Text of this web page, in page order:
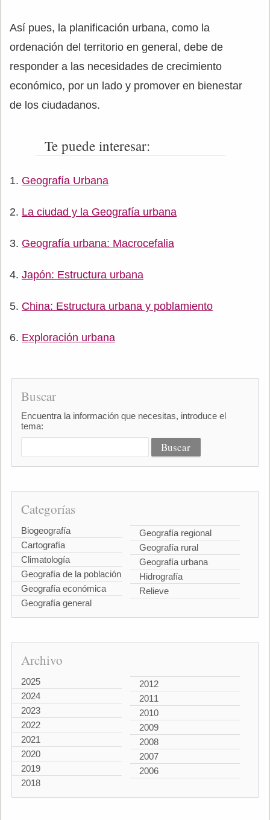
Así pues, la planificación urbana, como la
ordenación del territorio en general, debe de
responder a las necesidades de crecimiento
económico, por un lado y promover en bienestar
de los ciudadanos.
Te puede interesar:
Geografía Urbana
La ciudad y la Geografía urbana
Geografía urbana: Macrocefalia
Japón: Estructura urbana
China: Estructura urbana y poblamiento
Exploración urbana
Buscar
Encuentra la información que necesitas, introduce el
tema:
Categorías
Biogeografía
Cartografía
Climatología
Geografía de la población
Geografía económica
Geografía general
Geografía regional
Geografía rural
Geografía urbana
Hidrografía
Relieve
Archivo
2025
2024
2023
2022
2021
2020
2019
2018
2012
2011
2010
2009
2008
2007
2006